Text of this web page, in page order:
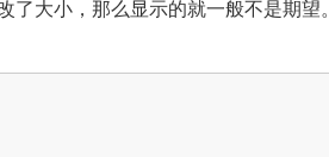
大小，那么显示的就一般不是期望。